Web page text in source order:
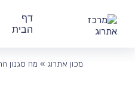
דף
הבית
מכון אתרוג » מה סגנון